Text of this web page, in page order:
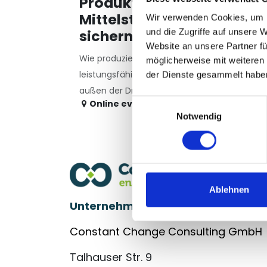
Wir verwenden Cookies,
und die Zugriffe auf unsere
Website an unsere Partner
möglicherweise mit
der Dienste gesammelt
Einwilligungsauswahl
Notwendig
Ablehnen
Mittelstand
sichern
Wie produzierende Mittelständler
leistungsfähig bleiben, wenn
außen der Druck steigt.
Online event
Unternehmensberatung für den
Constant Change Consulting GmbH
Talhauser Str. 9